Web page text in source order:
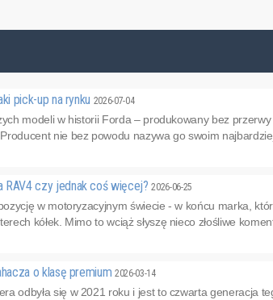
pick-up na rynku 2026-07-04
modeli w historii Forda – produkowany bez
nie bez powodu nazywa go swoim
RAV4 czy jednak coś więcej?2026-06-25
w motoryzacyjnym świecie - w końcu marka,
kółek. Mimo to wciąż słyszę nieco złośliwe
o klasę premium2026-03-14
odbyła się w 2021 roku i jest to czwarta generacja